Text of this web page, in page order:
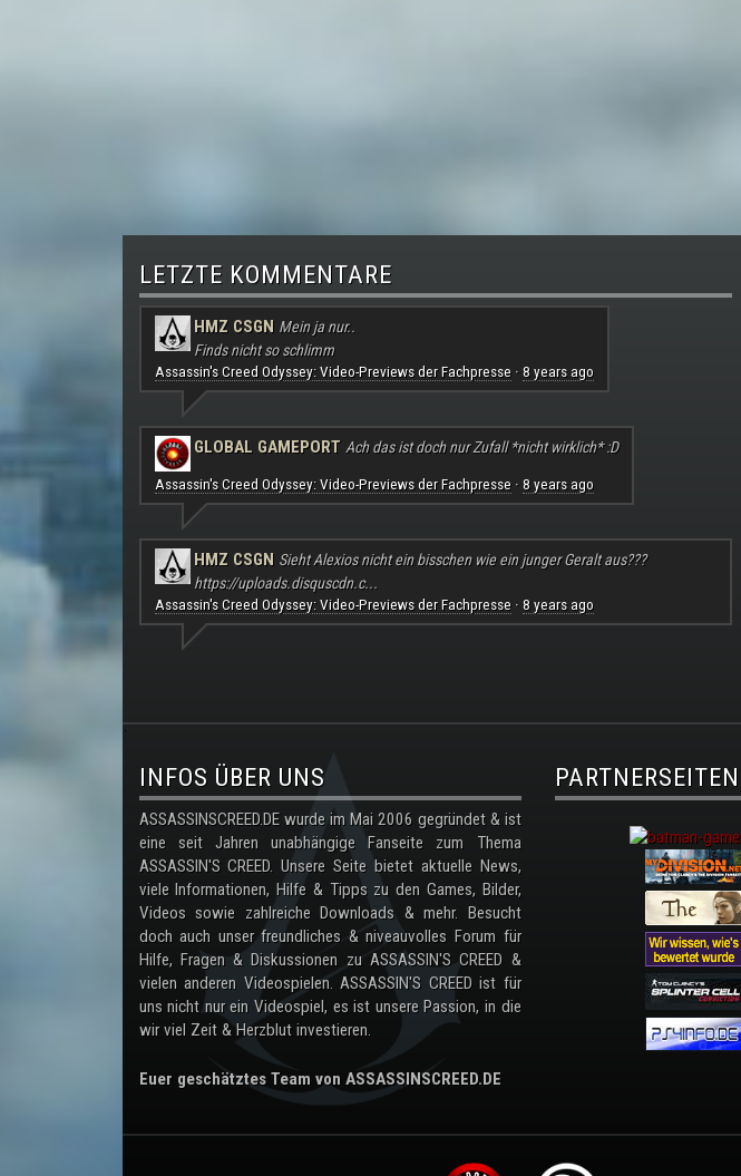
LETZTE KOMMENTARE
HMZ CSGN Mein ja nur..
Finds nicht so schlimm
Assassin's Creed Odyssey: Video-Previews der Fachpresse· 8 years ago
GLOBAL GAMEPORT Ach das ist doch nur Zufall *nicht wirklich* :D
Assassin's Creed Odyssey: Video-Previews der Fachpresse· 8 years ago
HMZ CSGN Sieht Alexios nicht ein bisschen wie ein junger Geralt aus???
https://uploads.disquscdn.c...
Assassin's Creed Odyssey: Video-Previews der Fachpresse· 8 years ago
.
INFOS ÜBER UNS
ASSASSINSCREED.DE wurde im Mai 2006 gegründet & ist
eine seit Jahren unabhängige Fanseite zum Thema
ASSASSIN'S CREED. Unsere Seite bietet aktuelle News,
viele Informationen, Hilfe & Tipps zu den Games, Bilder,
Videos sowie zahlreiche Downloads & mehr. Besucht
doch auch unser freundliches & niveauvolles Forum für
Hilfe, Fragen & Diskussionen zu ASSASSIN'S CREED &
vielen anderen Videospielen. ASSASSIN'S CREED ist für
uns nicht nur ein Videospiel, es ist unsere Passion, in die
wir viel Zeit & Herzblut investieren.
Euer geschätztes Team von ASSASSINSCREED.DE
PARTNERSEITEN